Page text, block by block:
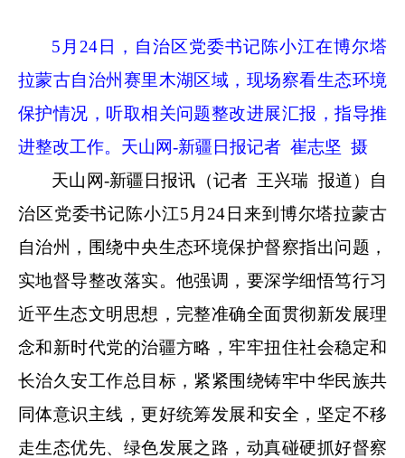
5 月 24日，自治区党委书记陈小江在博尔塔
拉蒙古自治州赛里木湖区域，现场察看生态环境
保护情况，听取相关问题整改进展汇报，指导推
进整改工作。天山网-新疆日报记者 崔志坚 摄
天山网-新疆日报讯（记者 王兴瑞 报道）自
治区党委书记陈小江5 月 24日来到博尔塔拉蒙古
自治州，围绕中央生态环境保护督察指出问题，
实地督导整改落实。他强调，要深学细悟笃行习
近平生态文明思想，完整准确全面贯彻新发展理
念和新时代党的治疆方略，牢牢扭住社会稳定和
长治久安工作总目标，紧紧围绕铸牢中华民族共
同体意识主线，更好统筹发展和安全，坚定不移
走生态优先、绿色发展之路，动真碰硬抓好督察